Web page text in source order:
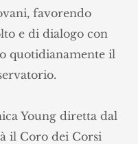
favorendo
e di dialogo con
quotidianamente il
Young diretta dal
il Coro dei Corsi